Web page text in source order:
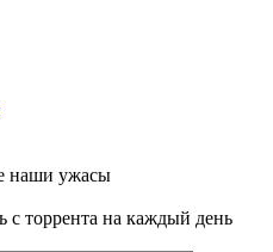
наши ужасы
с торрента на каждый день